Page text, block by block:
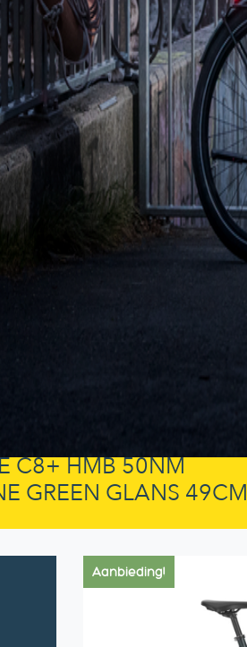
C8+ HMB 50NM
GREEN GLANS 49CM
Aanbieding!